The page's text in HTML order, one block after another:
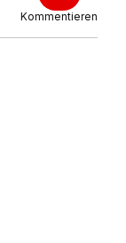
Kommentieren